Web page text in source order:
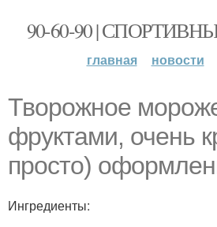
90-60-90 |
главная новости
Творожное
фруктами, очень
просто)
Ингредиенты: